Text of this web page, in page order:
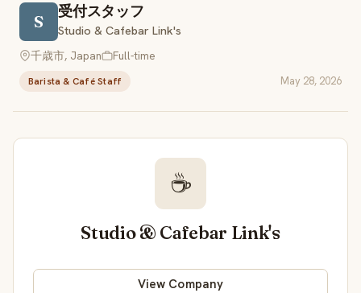
S
受付スタッフ
Studio & Cafebar Link's
千歳市, Japan
Full-time
Barista & Café Staff May 28, 2026
☕
Studio & Cafebar Link's
View Company